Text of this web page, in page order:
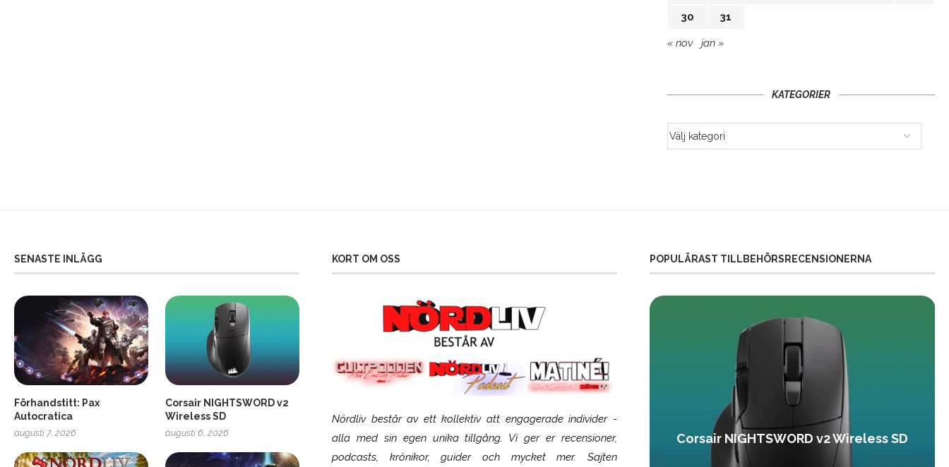
30
31
« nov jan »
KATEGORIER
SENASTE INLÄGG
Förhandstitt: Pax
Autocratica
augusti 7, 2026
Corsair NIGHTSWORD v2
Wireless SD
augusti 6, 2026
KORT OM OSS
Nördliv består av ett kollektiv att engagerade individer -
alla med sin egen unika tillgång. Vi ger er recensioner,
podcasts, krönikor, guider och mycket mer. Sajten
POPULÄRAST TILLBEHÖRSRECENSIONERNA
Soundcore Liberty 5 Pro SCUF Gaming Omega Corsair NIGHTSWORD v2 Wireless SD